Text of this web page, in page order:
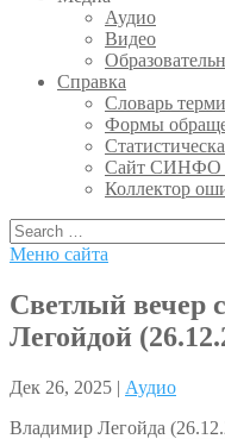
Аудио
Видео
Справка
Словарь
Формы
Сайт СИНФО
Коллектор
Меню сайта
Светлый вечер
Легойдой
Дек 26, 2025 | Аудио
Владимир Легойда